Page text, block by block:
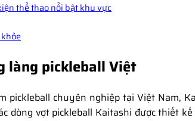
thể thao nổi bật khu vực
làng pickleball Việt
chuyên nghiệp tại Việt Nam,
dòng vợt pickleball Kaitashi được thiết